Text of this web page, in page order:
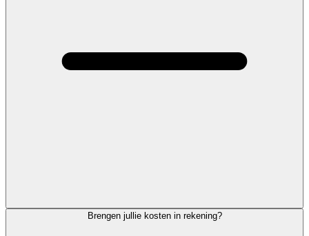
Brengen jullie kosten in rekening?